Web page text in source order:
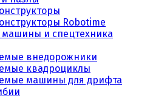
Robotime
и спецтехника
внедорожники
квадроциклы
машины для дрифта